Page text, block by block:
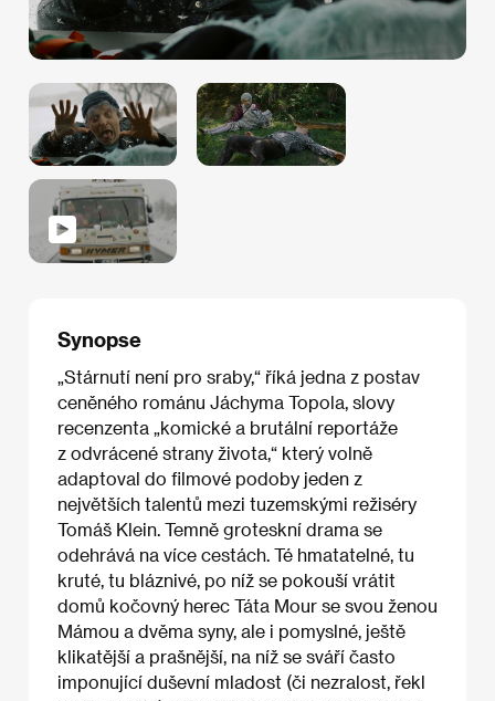
Synopse
„Stárnutí není pro sraby,“ říká jedna z postav
ceněného románu Jáchyma Topola, slovy
recenzenta „komické a brutální reportáže
z odvrácené strany života,“ který volně
adaptoval do filmové podoby jeden z
největších talentů mezi tuzemskými režiséry
Tomáš Klein. Temně groteskní drama se
odehrává na více cestách. Té hmatatelné, tu
kruté, tu bláznivé, po níž se pokouší vrátit
domů kočovný herec Táta Mour se svou ženou
Mámou a dvěma syny, ale i pomyslné, ještě
klikatější a prašnější, na níž se sváří často
imponující duševní mladost (či nezralost, řekl